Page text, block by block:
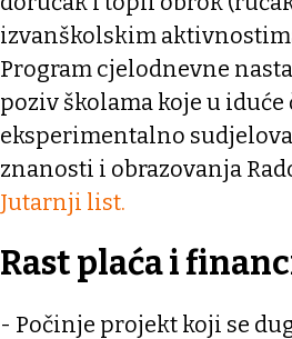
izvanškolskim
Program cjelodnevne
poziv školama koje u
eksperimentalno
znanosti i obrazovanja
Jutarnji list.
Rast plaća i
- Počinje projekt koji se